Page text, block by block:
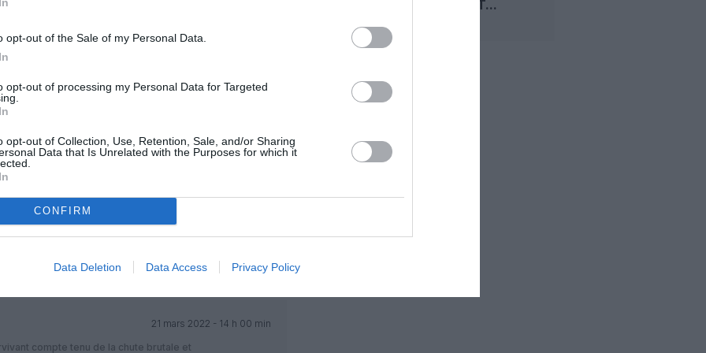
opt-out of the Sale of my Personal Data.
opt-out of processing my Personal Data for Targeted
opt-out of Collection, Use, Retention, Sale, and/or Sharing
Data that Is Unrelated with the Purposes for which it
CONFIRM
Data Deletion Data Access Privacy Policy
:
!
03h50 Delhi DOHA s’est posé en
centaine de passagers.
monde est sauf.
RÉPONDRE
21 mars 2022 - 14 h 00 min
compte tenu de la chute brutale et
DE JUILLET...